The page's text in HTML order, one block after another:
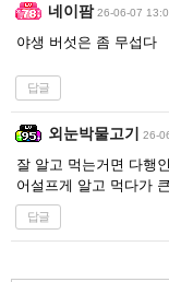
네이팜 26-06-07
야생 버섯은 좀 무섭다
답글
외눈박물고기 26-
잘 알고 먹는거면 다행
어설프게 알고 먹다가
답글